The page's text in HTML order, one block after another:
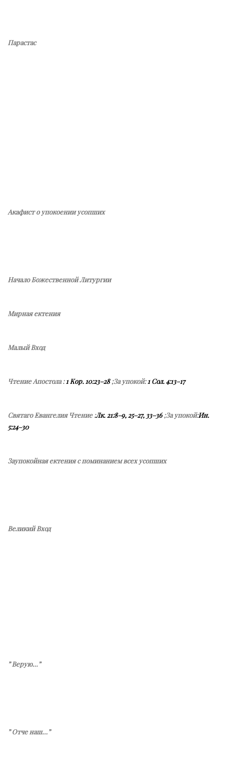
Парастас
Акафист о упокоении усопших
Начало Божественной Литургии
Мирная ектения
Малый Вход
Чтение Апостола :1 Кор. 10:23–28;За упокой:1 Сол. 4:13–17
Святаго Евангелия Чтение :Лк. 21:8–9, 25–27, 33–36;За упокой:Ин.
5:24–30
Заупокойная ектения с поминанием всех усопших
Великий Вход
” Верую…”
” Отче наш…”